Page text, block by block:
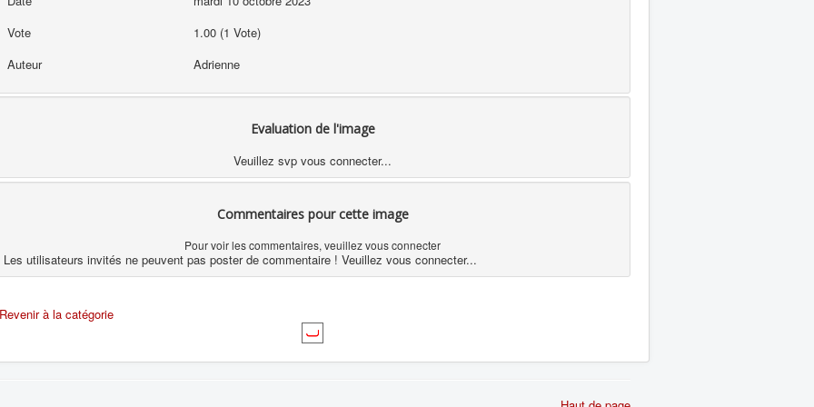
Vote
1.00 (1 Vote)
Auteur
Adrienne
Evaluation de l'image
Veuillez svp vous connecter...
Commentaires pour cette image
Pour voir les commentaires, veuillez vous connecter
Les utilisateurs invités ne peuvent pas poster de commentaire ! Veuillez vous connecter...
Revenir à la catégorie